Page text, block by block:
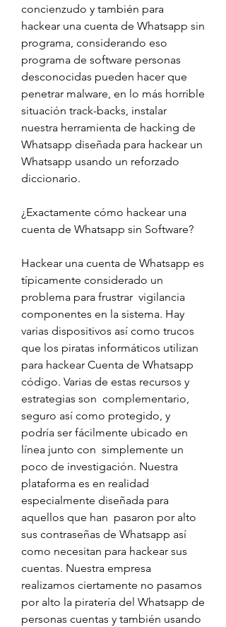
concienzudo y también para
hackear una cuenta de Whatsapp sin
programa, considerando eso
programa de software personas
desconocidas pueden hacer que
penetrar malware, en lo más horrible
situación track-backs, instalar
nuestra herramienta de hacking de
Whatsapp diseñada para hackear un
Whatsapp usando un reforzado
diccionario.
¿Exactamente cómo hackear una
cuenta de Whatsapp sin Software?
Hackear una cuenta de Whatsapp es
típicamente considerado un
problema para frustrar  vigilancia
componentes en la sistema. Hay
varias dispositivos así como trucos
que los piratas informáticos utilizan
para hackear Cuenta de Whatsapp
código. Varias de estas recursos y
estrategias son  complementario,
seguro así como protegido, y
podría ser fácilmente ubicado en
línea junto con  simplemente un
poco de investigación. Nuestra
plataforma es en realidad
especialmente diseñada para
aquellos que han  pasaron por alto
sus contraseñas de Whatsapp así
como necesitan para hackear sus
cuentas. Nuestra empresa
realizamos ciertamente no pasamos
por alto la piratería del Whatsapp de
personas cuentas y también usando